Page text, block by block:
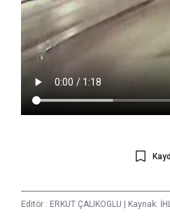
Editör : ERKUT ÇALIKOGLU | Kaynak: